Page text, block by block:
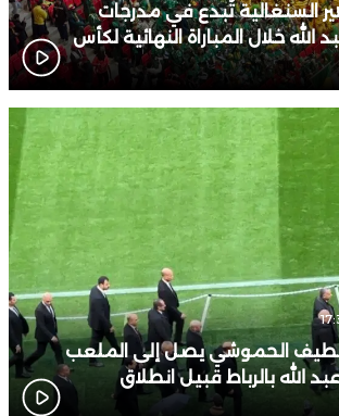
السنغالية تُبدع في مدرجات
خلال المباراة النهائية لكأس
الحموشي يصل إلى الملعب
الله بالرباط قبيل انطلاق